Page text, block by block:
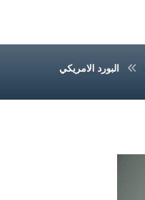
البورد الامريكي